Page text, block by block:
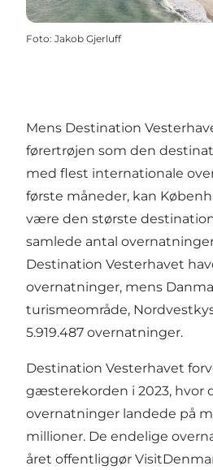
Foto: Jakob Gjerluff
Mens Destination
førertrøjen som den
med flest internationale
første måneder, kan
være den største
samlede antal overnatninger
Destination Vesterhavet
overnatninger, mens
turismeområde,
5.919.487 overnatninger.
Destination Vesterhavet
gæsterekorden i 2023, hvor
overnatninger landede på
millioner. De endelige
året offentliggør